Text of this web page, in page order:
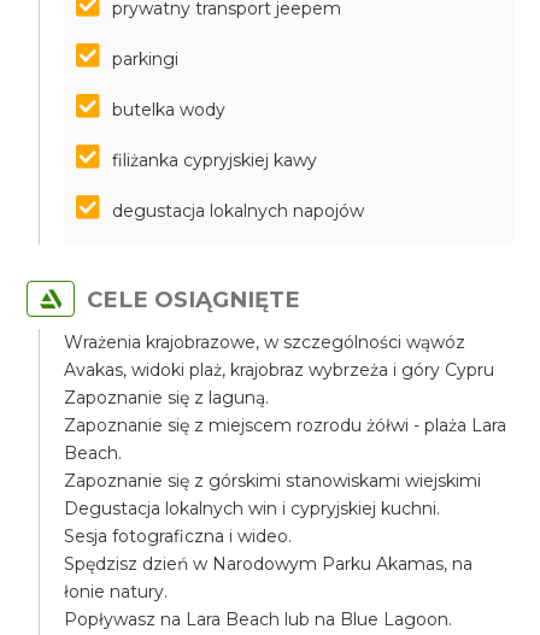
prywatny transport jeepem
parkingi
butelka wody
filiżanka cypryjskiej kawy
degustacja lokalnych napojów
CELE OSIĄGNIĘTE
Wrażenia krajobrazowe, w szczególności wąwóz
Avakas, widoki plaż, krajobraz wybrzeża i góry Cypru
Zapoznanie się z laguną.
Zapoznanie się z miejscem rozrodu żółwi - plaża Lara
Beach.
Zapoznanie się z górskimi stanowiskami wiejskimi
Degustacja lokalnych win i cypryjskiej kuchni.
Sesja fotograficzna i wideo.
Spędzisz dzień w Narodowym Parku Akamas, na
łonie natury.
Popływasz na Lara Beach lub na Blue Lagoon.